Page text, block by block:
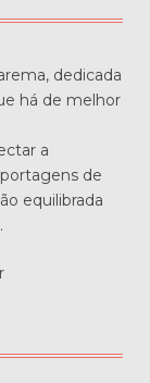
dedicada
há de melhor
a
de
equilibrada